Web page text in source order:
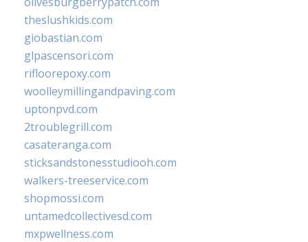
theslushkids.com
giobastian.com
glpascensori.com
rifloorepoxy.com
woolleymillingandpaving.com
uptonpvd.com
2troublegrill.com
casateranga.com
sticksandstonesstudiooh.com
walkers-treeservice.com
shopmossi.com
untamedcollectivesd.com
mxpwellness.com